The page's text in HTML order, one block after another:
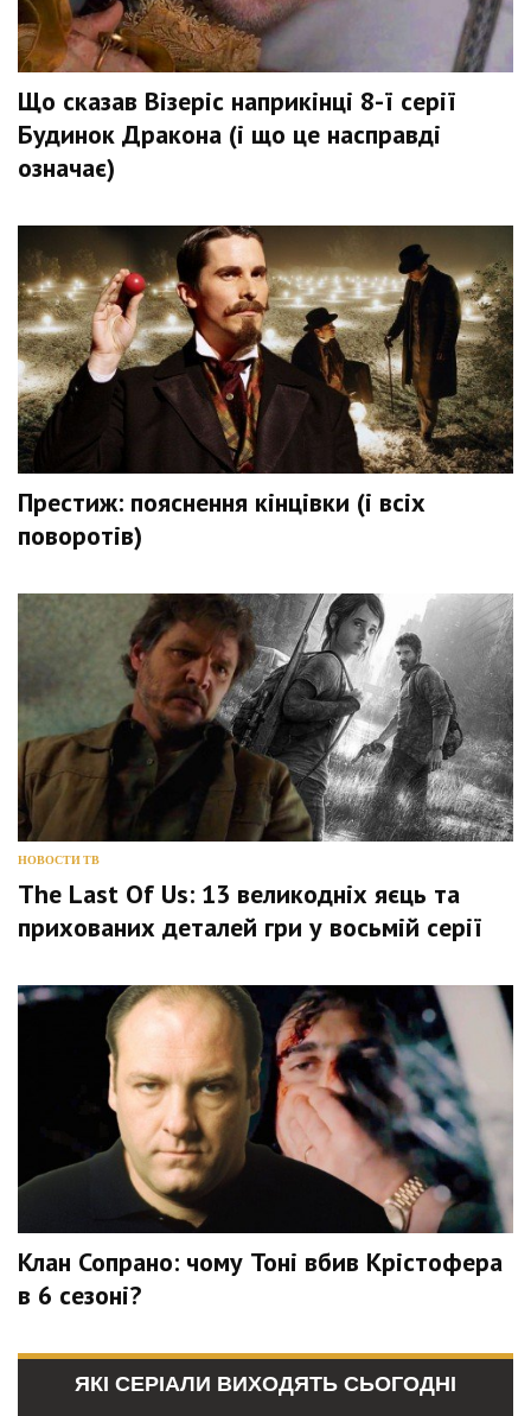
Що сказав Візеріс наприкінці 8-ї серії
Будинок Дракона (і що це насправді
означає)
Престиж: пояснення кінцівки (і всіх
поворотів)
НОВОСТИ ТВ
The Last Of Us: 13 великодніх яєць та
прихованих деталей гри у восьмій серії
Клан Сопрано: чому Тоні вбив Крістофера
в 6 сезоні?
ЯКІ СЕРІАЛИ ВИХОДЯТЬ СЬОГОДНІ